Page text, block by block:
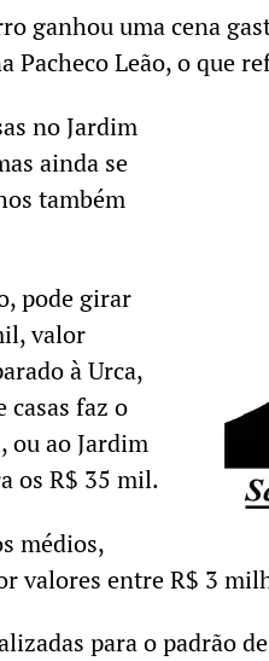
ganhou uma cena
Pacheco Leão, o que
no Jardim
ainda se
também
pode girar
valor
à Urca,
casas faz o
ou ao Jardim
os R$ 35 mil.
médios,
valores entre R$ 3
para o padrão